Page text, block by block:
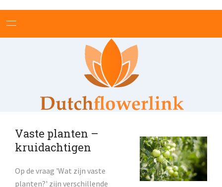
ONLINE BLOEMENWINKELS
PLANTEN
TUINEN EN TUINIEREN
NIEUWS
Vaste planten –
kruidachtigen
Op de vraag 'Wat zijn vaste
planten?' zijn verschillende